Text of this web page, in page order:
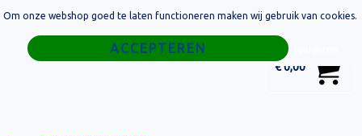
€ 0,00
Home
Om onze webshop goed te laten functioneren maken wij gebruik van cookies.